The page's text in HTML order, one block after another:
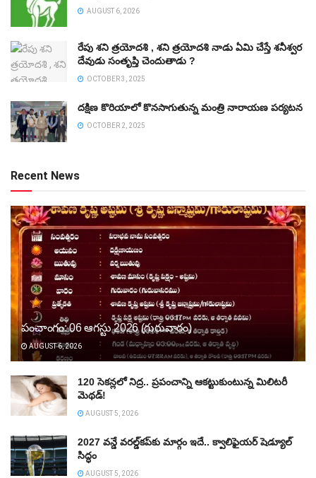
AUGUST 6, 2026
రేపు శని త్రయోదశి , శని త్రయోదశి నాడు ఏమి చేస్తే శనీశ్వర
దేవుడు సంతృప్తి చెందుతాడు ?
OCTOBER 3, 2025
దక్షిణ కొరియాలో కొనసాగుతున్న మంత్రి నారాయణ పర్యటన
OCTOBER 2, 2025
Recent News
పంచాంగం: 06 ఆగస్టు 2026 (గురువారం)
AUGUST 6, 2026
120 సెకన్లలో నిద్ర.. ప్రపంచాన్ని ఆకట్టుకుంటున్న మిలిటరీ
మెథడ్!
AUGUST 5, 2026
2027 వన్డే వరల్డ్‌కప్‌కు మార్గం ఇదే.. క్వాలిఫైయర్ షెడ్యూల్
సిద్ధం
AUGUST 5, 2026